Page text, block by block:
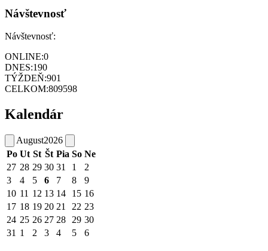
Návštevnosť
Návštevnosť:
ONLINE:0
DNES:190
TÝŽDEŇ:901
CELKOM:809598
Kalendár
August2026
Po Ut St Št Pia So Ne
27 28 29 30 31 1
2
3
4 5 6 7 8
9
10 11 12 13 14 15 16
17 18 19 20 21 22 23
24 25 26 27 28 29 30
31 1 2 3 4 5 6